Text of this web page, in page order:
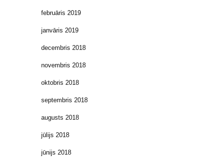
februāris 2019
janvāris 2019
decembris 2018
novembris 2018
oktobris 2018
septembris 2018
augusts 2018
jūlijs 2018
jūnijs 2018